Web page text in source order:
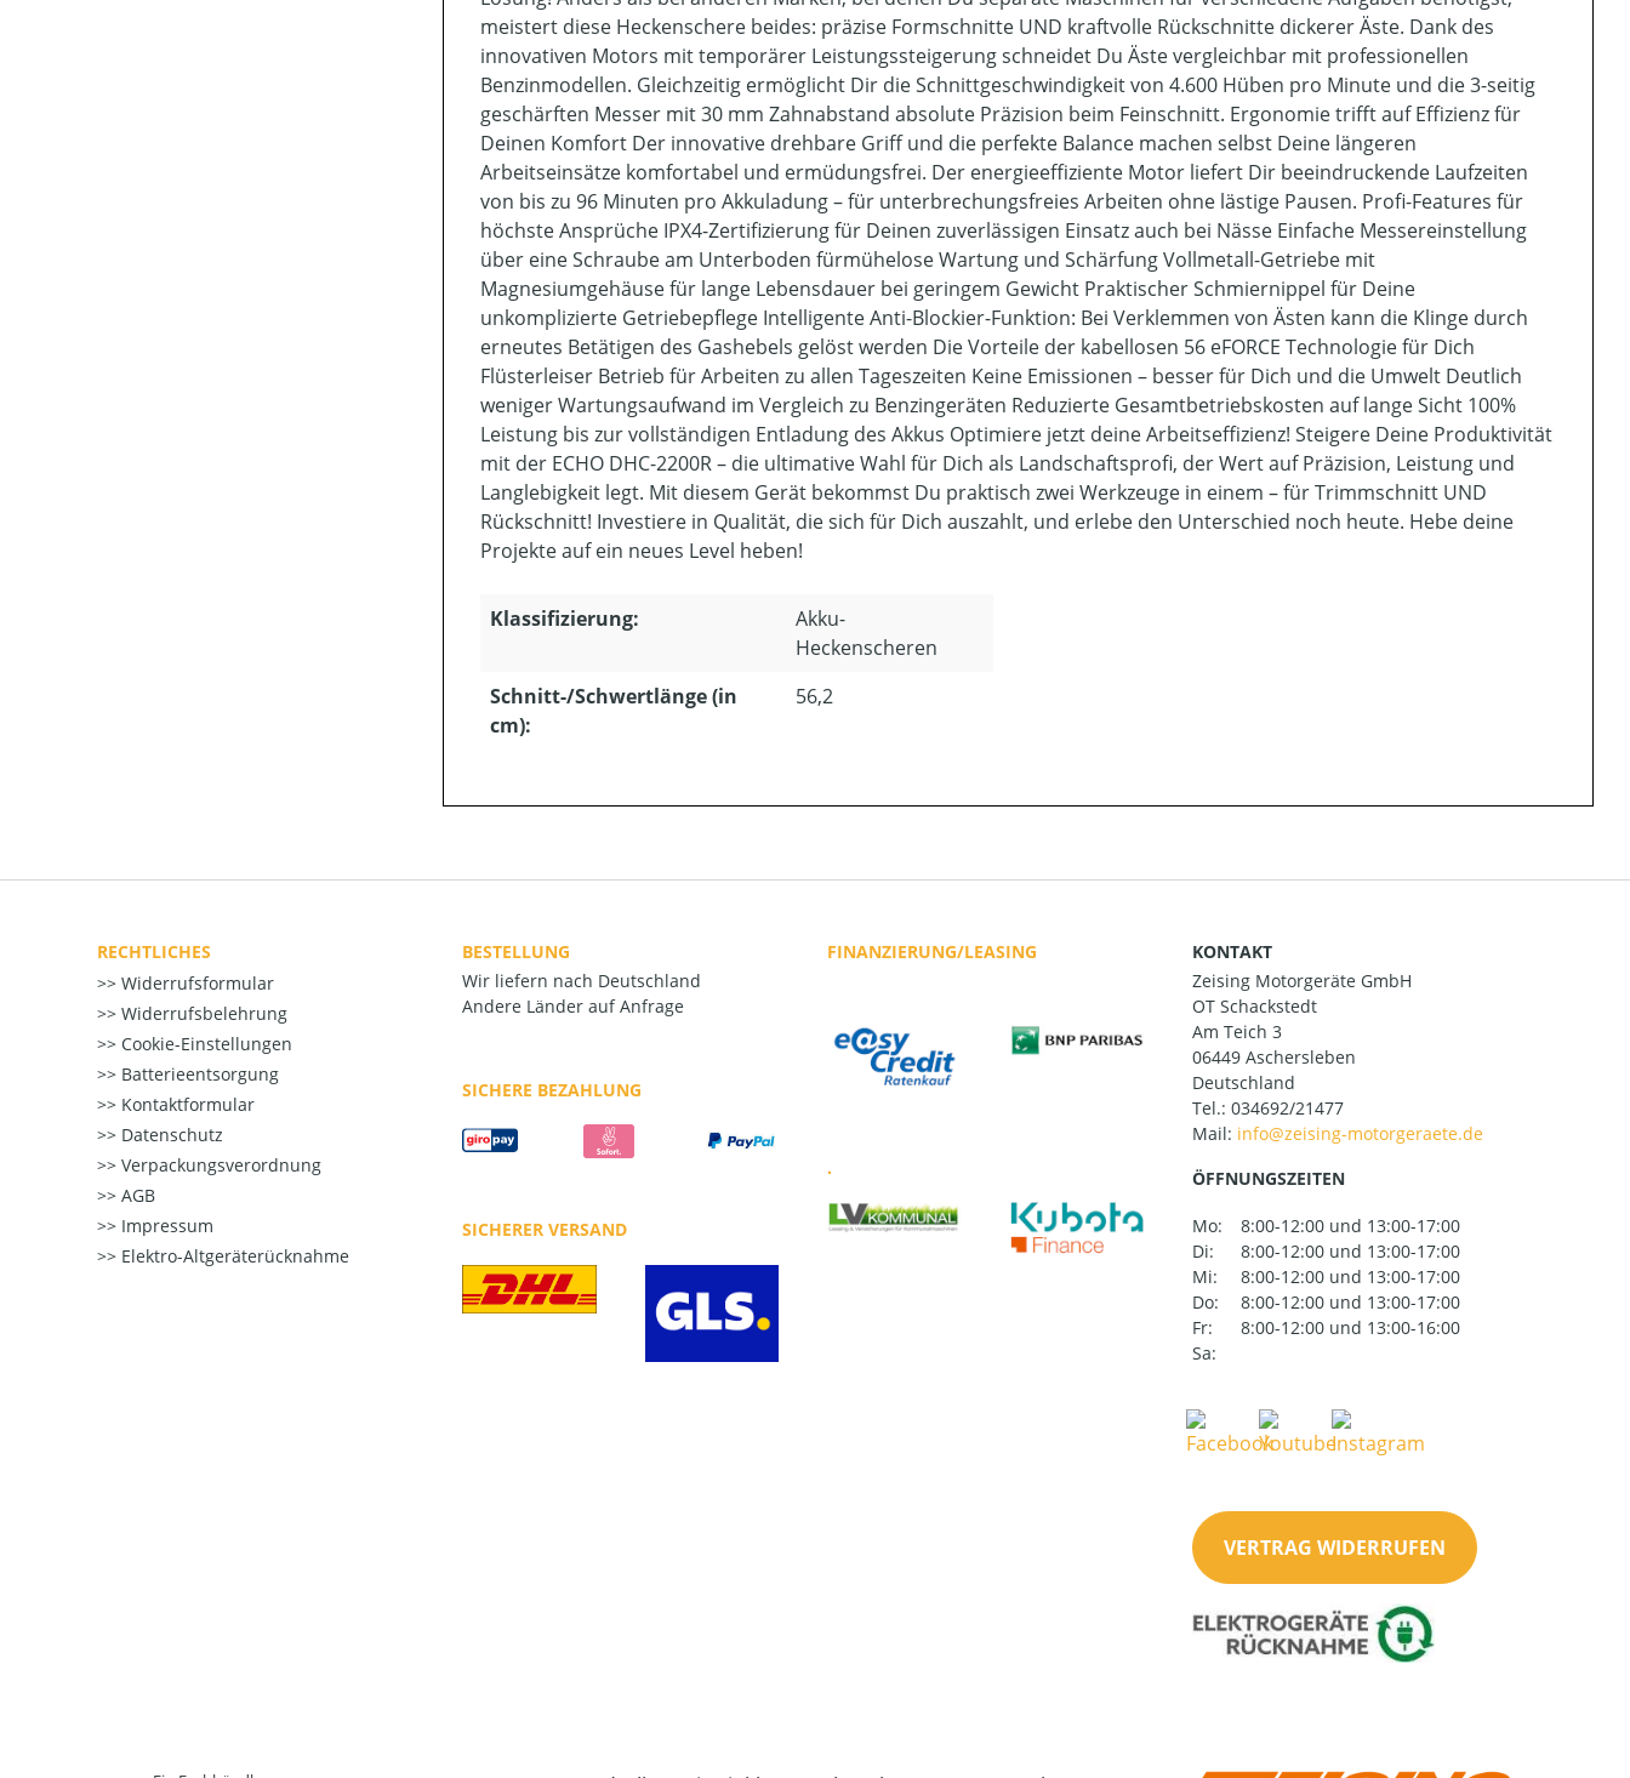
meistert diese Heckenschere beides: präzise Formschnitte UND kraftvolle Rückschnitte dickerer Äste. Dank des
innovativen Motors mit temporärer Leistungssteigerung schneidet Du Äste vergleichbar mit professionellen
Benzinmodellen. Gleichzeitig ermöglicht Dir die Schnittgeschwindigkeit von 4.600 Hüben pro Minute und die 3-seitig
geschärften Messer mit 30 mm Zahnabstand absolute Präzision beim Feinschnitt. Ergonomie trifft auf Effizienz für
Deinen Komfort Der innovative drehbare Griff und die perfekte Balance machen selbst Deine längeren
Arbeitseinsätze komfortabel und ermüdungsfrei. Der energieeffiziente Motor liefert Dir beeindruckende Laufzeiten
von bis zu 96 Minuten pro Akkuladung – für unterbrechungsfreies Arbeiten ohne lästige Pausen. Profi-Features für
höchste Ansprüche IPX4-Zertifizierung für Deinen zuverlässigen Einsatz auch bei Nässe Einfache Messereinstellung
über eine Schraube am Unterboden fürmühelose Wartung und Schärfung Vollmetall-Getriebe mit
Magnesiumgehäuse für lange Lebensdauer bei geringem Gewicht Praktischer Schmiernippel für Deine
unkomplizierte Getriebepflege Intelligente Anti-Blockier-Funktion: Bei Verklemmen von Ästen kann die Klinge durch
erneutes Betätigen des Gashebels gelöst werden Die Vorteile der kabellosen 56 eFORCE Technologie für Dich
Flüsterleiser Betrieb für Arbeiten zu allen Tageszeiten Keine Emissionen – besser für Dich und die Umwelt Deutlich
weniger Wartungsaufwand im Vergleich zu Benzingeräten Reduzierte Gesamtbetriebskosten auf lange Sicht 100%
Leistung bis zur vollständigen Entladung des Akkus Optimiere jetzt deine Arbeitseffizienz! Steigere Deine Produktivität
mit der ECHO DHC-2200R – die ultimative Wahl für Dich als Landschaftsprofi, der Wert auf Präzision, Leistung und
Langlebigkeit legt. Mit diesem Gerät bekommst Du praktisch zwei Werkzeuge in einem – für Trimmschnitt UND
Rückschnitt! Investiere in Qualität, die sich für Dich auszahlt, und erlebe den Unterschied noch heute. Hebe deine
Projekte auf ein neues Level heben!
Klassifizierung:
Akku-
Heckenscheren
Schnitt-/Schwertlänge (in
cm):
56,2
RECHTLICHES
Widerrufsformular
Widerrufsbelehrung
Cookie-Einstellungen
Batterieentsorgung
Kontaktformular
Datenschutz
Verpackungsverordnung
AGB
Impressum
Elektro-Altgeräterücknahme
BESTELLUNG
Wir liefern nach Deutschland
Andere Länder auf Anfrage
SICHERE BEZAHLUNG
SICHERER VERSAND
FINANZIERUNG/LEASING
.
KONTAKT
Zeising Motorgeräte GmbH
OT Schackstedt
Am Teich 3
06449 Aschersleben
Deutschland
Tel.: 034692/21477
Mail:
ÖFFNUNGSZEITEN
Mo:
8:00-12:00 und 13:00-17:00
Di:
8:00-12:00 und 13:00-17:00
Mi:
8:00-12:00 und 13:00-17:00
Do:
8:00-12:00 und 13:00-17:00
Fr:
8:00-12:00 und 13:00-16:00
Sa:
VERTRAG WIDERRUFEN